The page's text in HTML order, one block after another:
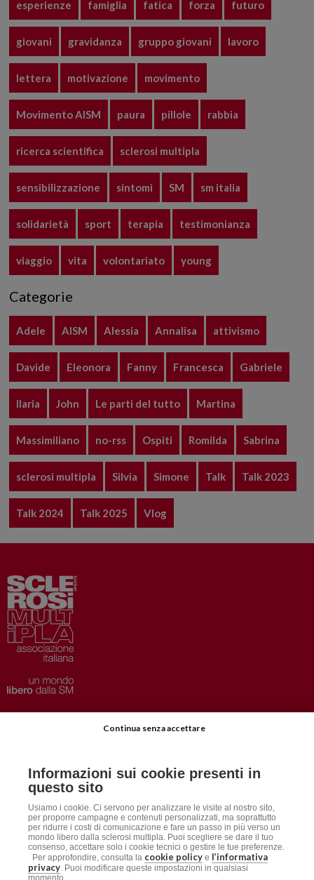
esperienze famiglia fatica forza futuro
giovani gravidanza gruppo giovani lavoro
lettera motivazione movimento
Movimento AISM paura pillole rabbia
ricerca scientifica sclerosi multipla
sensibilizzazione sintomi SM sm italia
solidarietà sport terapia testimonianza
viaggio vita volontariato young
Categorie
Adele AISM Alessia Annalisa attivismo
Davide Eleonora Fanny Francesca Gabriele
Ilaria John Le parti del tutto Martina
Massimiliano no-rss Ospiti Romilda Sabrina
sclerosi multipla Silvia Simone Talk Talk 2023
Talk 2024 Talk 2025 Vlog
Privacy–Disclaimer
Iscriviti alla Newsletter
Dichiarazione accessibilità
Social
Informazioni sui cookie presenti in
questo sito
Usiamo i cookie. Ci servono per analizzare le visite al nostro sito,
per proporre campagne e contenuti personalizzati, ma soprattutto
per ridurre i costi di comunicazione e fare un passo in più verso un
mondo libero dalla sclerosi multipla. Puoi scegliere se dare il tuo
consenso, accettare solo i cookie tecnici o gestire le tue preferenze.
Per approfondire, consulta la cookie policy e l’informativa
privacy. Puoi modificare queste impostazioni in qualsiasi
momento.
Continua senza accettare